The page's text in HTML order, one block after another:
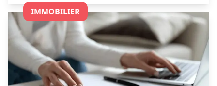
Cors
IMMOBILIER